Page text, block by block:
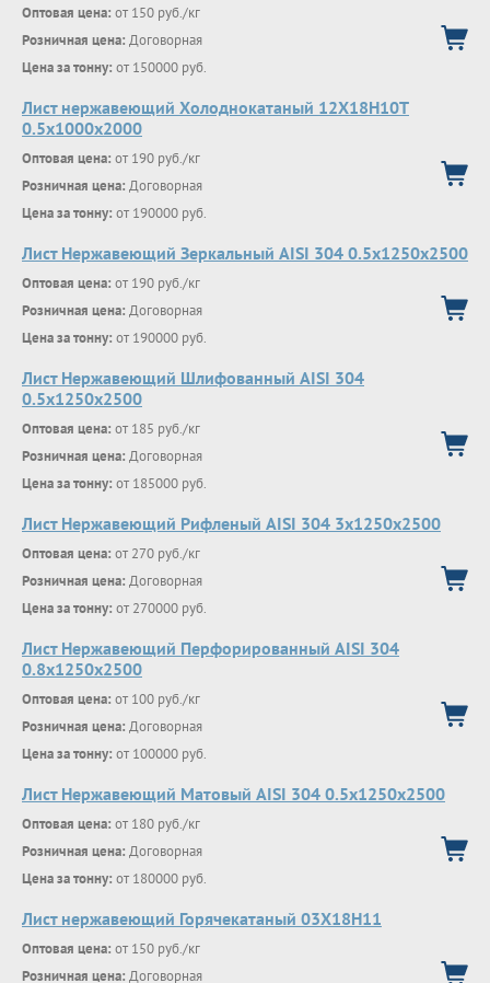
Оптовая цена: от 150 руб./кг
Розничная цена: Договорная
Цена за тонну: от 150000 руб.
Лист нержавеющий Холоднокатаный 12Х18Н10Т
0.5х1000х2000
Оптовая цена: от 190 руб./кг
Розничная цена: Договорная
Цена за тонну: от 190000 руб.
Лист Нержавеющий Зеркальный AISI 304 0.5х1250х2500
Оптовая цена: от 190 руб./кг
Розничная цена: Договорная
Цена за тонну: от 190000 руб.
Лист Нержавеющий Шлифованный AISI 304
0.5х1250х2500
Оптовая цена: от 185 руб./кг
Розничная цена: Договорная
Цена за тонну: от 185000 руб.
Лист Нержавеющий Рифленый AISI 304 3х1250х2500
Оптовая цена: от 270 руб./кг
Розничная цена: Договорная
Цена за тонну: от 270000 руб.
Лист Нержавеющий Перфорированный AISI 304
0.8х1250х2500
Оптовая цена: от 100 руб./кг
Розничная цена: Договорная
Цена за тонну: от 100000 руб.
Лист Нержавеющий Матовый AISI 304 0.5х1250х2500
Оптовая цена: от 180 руб./кг
Розничная цена: Договорная
Цена за тонну: от 180000 руб.
Лист нержавеющий Горячекатаный 03X18H11
Оптовая цена: от 150 руб./кг
Розничная цена: Договорная